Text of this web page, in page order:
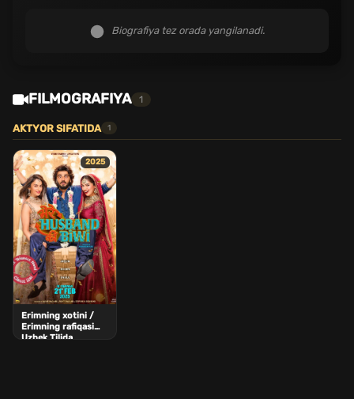
Biografiya tez orada yangilanadi.
FILMOGRAFIYA 1
AKTYOR SIFATIDA 1
2025
Erimning xotini /
Erimning rafiqasi
Uzbek Tilida